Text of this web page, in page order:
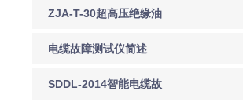
ZJA-T-30超高压绝缘油
双级真空滤油机
电缆故障测试仪简述
SDDL-2014智能电缆故